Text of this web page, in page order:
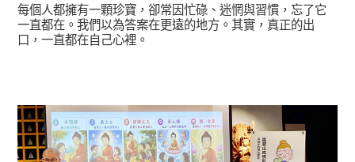
每個人都擁有一顆珍寶，卻常因忙碌、迷惘與習慣，忘了它
一直都在。我們以為答案在更遠的地方。其實，真正的出
口，一直都在自己心裡。